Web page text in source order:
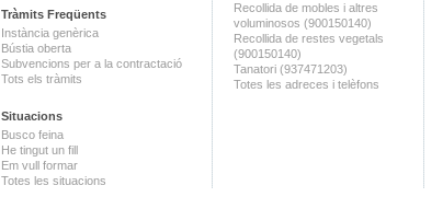
Tràmits Freqüents
Instància genèrica
Bústia oberta
Subvencions per a la contractació
Tots els tràmits
Situacions
Busco feina
He tingut un fill
Em vull formar
Totes les situacions
Recollida de mobles i altres
voluminosos (900150140)
Recollida de restes vegetals
(900150140)
Tanatori (937471203)
Totes les adreces i telèfons